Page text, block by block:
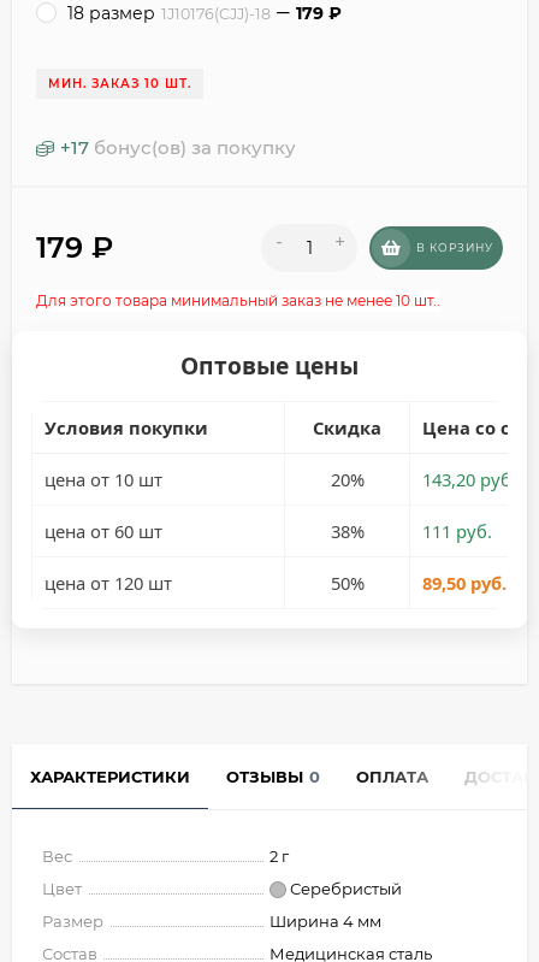
18 размер 1J10176(CJJ)-18 179 ₽
МИН. ЗАКАЗ 10 ШТ.
+17 бонус(ов) за покупку
179 ₽ - + В КОРЗИНУ
Для этого товара минимальный заказ не менее 10 шт..
Оптовые цены
Условия покупки Скидка Цена со
цена от 10 шт 20% 143,20 руб.
цена от 60 шт 38% 111 руб.
цена от 120 шт 50% 89,50 руб.
ХАРАКТЕРИСТИКИ ОТЗЫВЫ 0 ОПЛАТА
Вес
2 г
Цвет
Серебристый
Размер
Ширина 4 мм
Состав
Медицинская сталь